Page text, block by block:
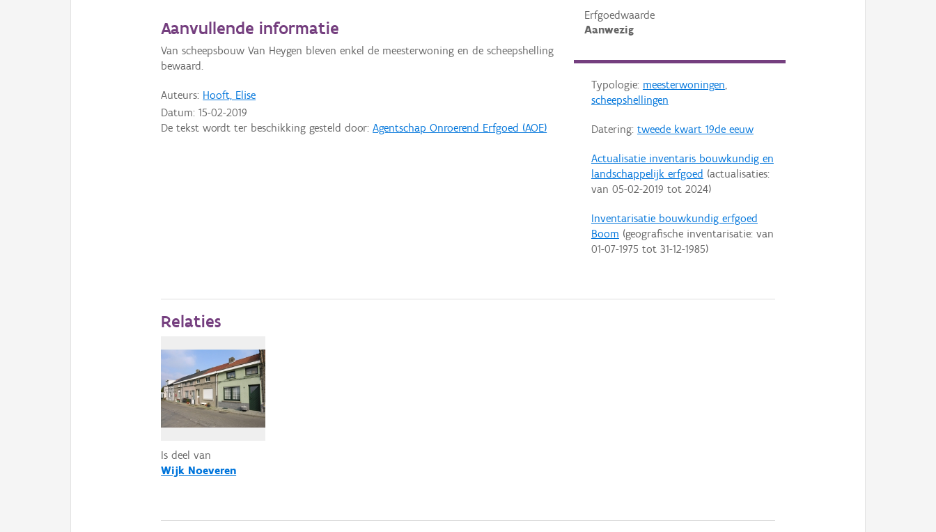
Erfgoedwaarde
Aanwezig
Typologie: meesterwoningen,
scheepshellingen
Datering: tweede kwart 19de eeuw
Actualisatie inventaris bouwkundig en
landschappelijk erfgoed (actualisaties:
van 05-02-2019 tot 2024)
Inventarisatie bouwkundig erfgoed
Boom (geografische inventarisatie: van
01-07-1975 tot 31-12-1985)
Aanvullende informatie
Van scheepsbouw Van Heygen bleven enkel de meesterwoning en de scheepshelling
bewaard.
Auteurs: Hooft, Elise
Datum:15-02-2019
De tekst wordt ter beschikking gesteld door:Agentschap Onroerend Erfgoed (AOE)
Relaties
Is deel van
Wijk Noeveren